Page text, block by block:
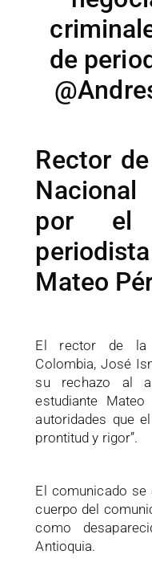
de
Rector
por el
Mateo
El rector de la
Colombia, José
su rechazo al
estudiante
autoridades que
prontitud y rigor”.
El comunicado
cuerpo del
como
Antioquia.